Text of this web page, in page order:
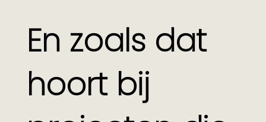
En zoals dat
hoort bij